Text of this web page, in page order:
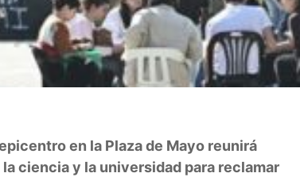
en la Plaza de Mayo reunirá
ciencia y la universidad para reclamar